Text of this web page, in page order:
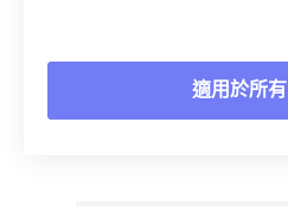
適用於所有